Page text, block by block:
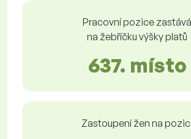
Pracovní pozice zastává
na žebříčku výšky platů
637. místo
Zastoupení žen na